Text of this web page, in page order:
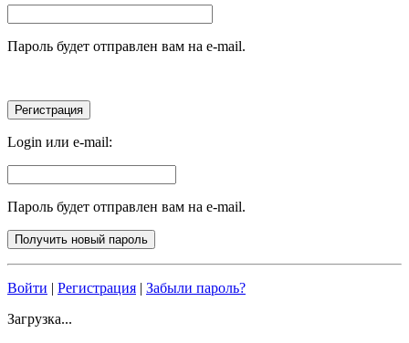
Пароль будет отправлен вам на e-mail.
Login или e-mail:
Пароль будет отправлен вам на e-mail.
Войти Регистрация
Забыли пароль?
Загрузка...